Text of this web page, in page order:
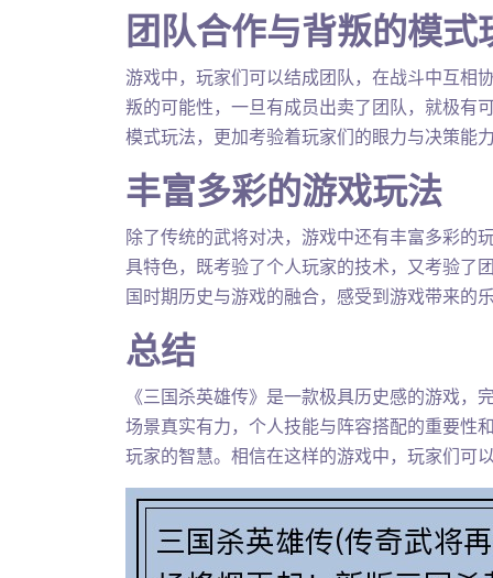
团队合作与背叛的模式
游戏中，玩家们可以结成团队，在战斗中互相
叛的可能性，一旦有成员出卖了团队，就极有
模式玩法，更加考验着玩家们的眼力与决策能
丰富多彩的游戏玩法
除了传统的武将对决，游戏中还有丰富多彩的
具特色，既考验了个人玩家的技术，又考验了
国时期历史与游戏的融合，感受到游戏带来的
总结
《三国杀英雄传》是一款极具历史感的游戏
场景真实有力，个人技能与阵容搭配的重要性
玩家的智慧。相信在这样的游戏中，玩家们可